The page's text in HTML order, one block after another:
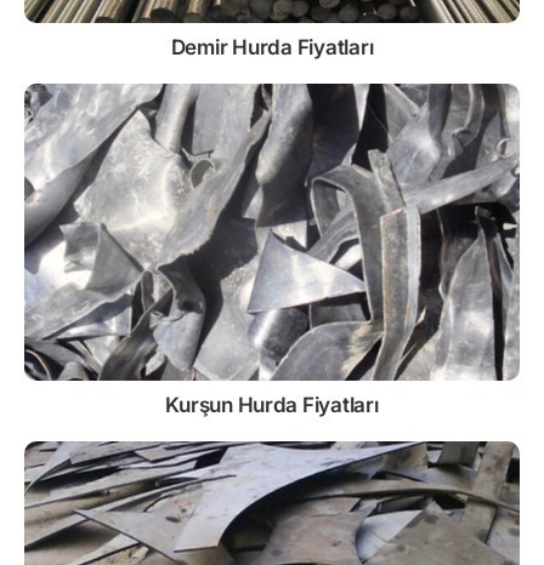
Demir Hurda Fiyatları
Kurşun Hurda Fiyatları